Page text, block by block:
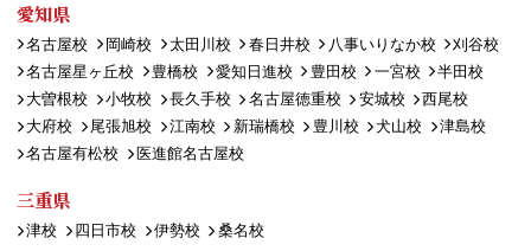
愛知県
名古屋校 岡崎校 太田川校 春日井校 八事いりなか校
刈谷校
名古屋星ヶ丘校
豊橋校 愛知日進校 豊田校 一宮校
半田校
大曽根校
小牧校 長久手校 名古屋徳重校 安城校
西尾校
大府校
尾張旭校 江南校 新瑞橋校 豊川校 犬山校
津島校
名古屋有松校
医進館名古屋校
三重県
津校 四日市校 伊勢校 桑名校